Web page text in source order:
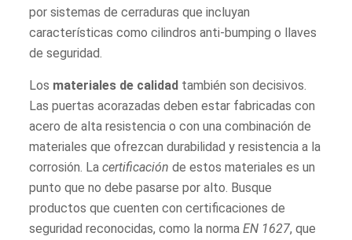
por sistemas de cerraduras que incluyan
características como cilindros anti-bumping o llaves
de seguridad.
Los materiales de calidad también son decisivos.
Las puertas acorazadas deben estar fabricadas con
acero de alta resistencia o con una combinación de
materiales que ofrezcan durabilidad y resistencia a la
corrosión. Lacertificación de estos materiales es un
punto que no debe pasarse por alto. Busque
productos que cuenten con certificaciones de
seguridad reconocidas, como la normaEN 1627, que